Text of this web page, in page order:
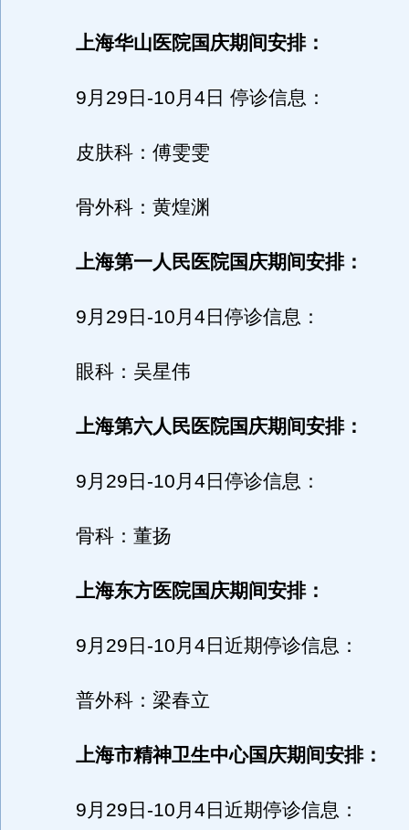
上海华山医院国庆期间安排：
9月29日-10月4日 停诊信息：
皮肤科：傅雯雯
骨外科：黄煌渊
上海第一人民医院国庆期间安排：
9月29日-10月4日停诊信息：
眼科：吴星伟
上海第六人民医院国庆期间安排：
9月29日-10月4日停诊信息：
骨科：董扬
上海东方医院国庆期间安排：
9月29日-10月4日近期停诊信息：
普外科：梁春立
上海市精神卫生中心国庆期间安排：
9月29日-10月4日近期停诊信息：